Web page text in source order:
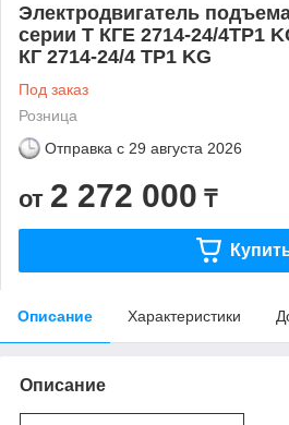
Электродвигатель
серии T КГЕ 2714-24/4ТР1
КГ 2714-24/4 ТР1 KG
Под заказ
Розница
Отправка с 29 августа 2026
от 2 272 000 ₸
Описание Характеристики
Описание